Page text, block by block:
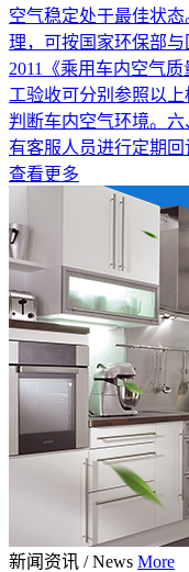
空气稳定处于最佳状
理，可按国家环保部
2011《乘用车内空气
工验收可分别参照以
判断车内空气环境。
有客服人员进行定期回
查看更多
新闻资讯 / News More